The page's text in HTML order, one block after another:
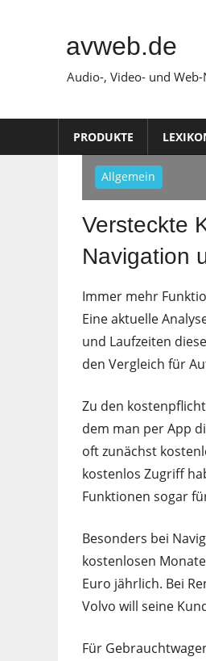
avweb.de
Audio-, Video- und Web-
PRODUKTE
Allgemein
Versteckte
Navigation
Immer mehr
Eine aktuelle
und Laufzeiten
den Vergleich für
Zu den
dem man per App
oft zunächst
kostenlos Zugriff
Funktionen sogar
Besonders bei
kostenlosen
Euro jährlich. Bei
Volvo will seine
Für